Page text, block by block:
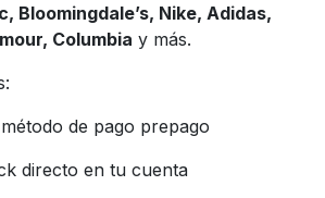
Bloomingdale’s, Nike, Adidas,
Columbia y más.
de pago prepago
directo en tu cuenta